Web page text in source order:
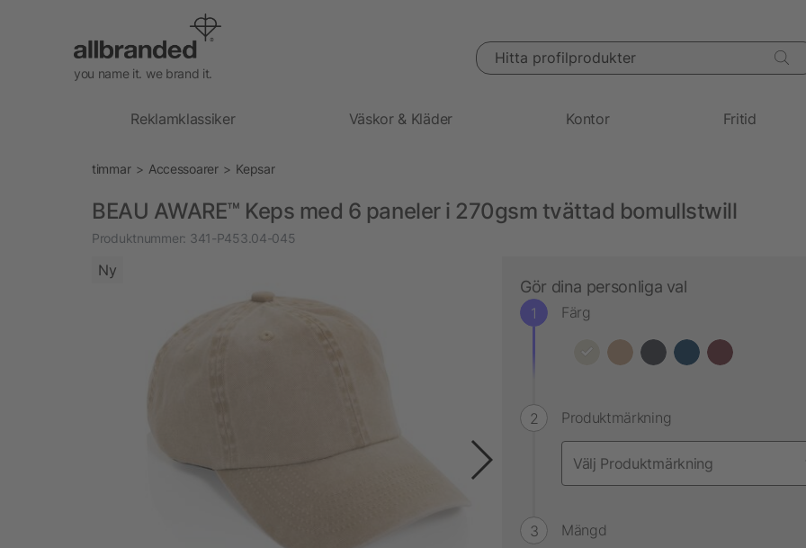
you name it. we brand it.
Hitta profilprodukter
Reklamklassiker Väskor & Kläder Kontor Fritid
timmar Accessoarer Kepsar
BEAU AWARE™ Keps med 6 paneler i 270gsm tvättad bomullstwill
Produktnummer: 341-P453.04-045
Ny
Gör dina personliga val
Färg
Produktmärkning
Mängd